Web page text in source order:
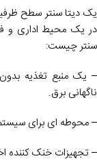
یک دیتا سنتر سطح
سنتر چیست:
ناگهانی برق.
– محوطه ای برای
– تجهیزات خنک کننده